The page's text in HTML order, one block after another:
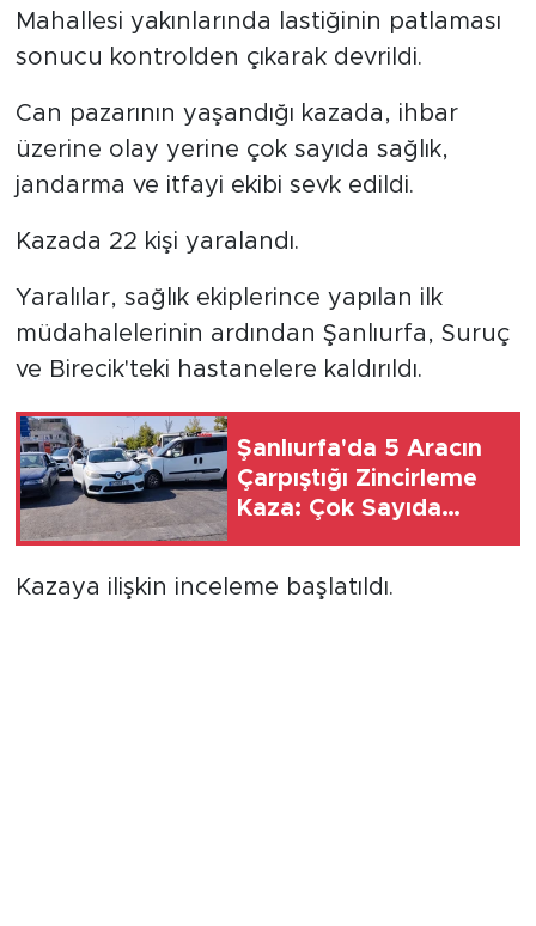
Mahallesi yakınlarında lastiğinin patlaması
sonucu kontrolden çıkarak devrildi.
Can pazarının yaşandığı kazada, ihbar
üzerine olay yerine çok sayıda sağlık,
jandarma ve itfayi ekibi sevk edildi.
Kazada 22 kişi yaralandı.
Yaralılar, sağlık ekiplerince yapılan ilk
müdahalelerinin ardından Şanlıurfa, Suruç
ve Birecik'teki hastanelere kaldırıldı.
Şanlıurfa'da 5 Aracın
Çarpıştığı Zincirleme
Kaza: Çok Sayıda
Kazaya ilişkin inceleme başlatıldı.